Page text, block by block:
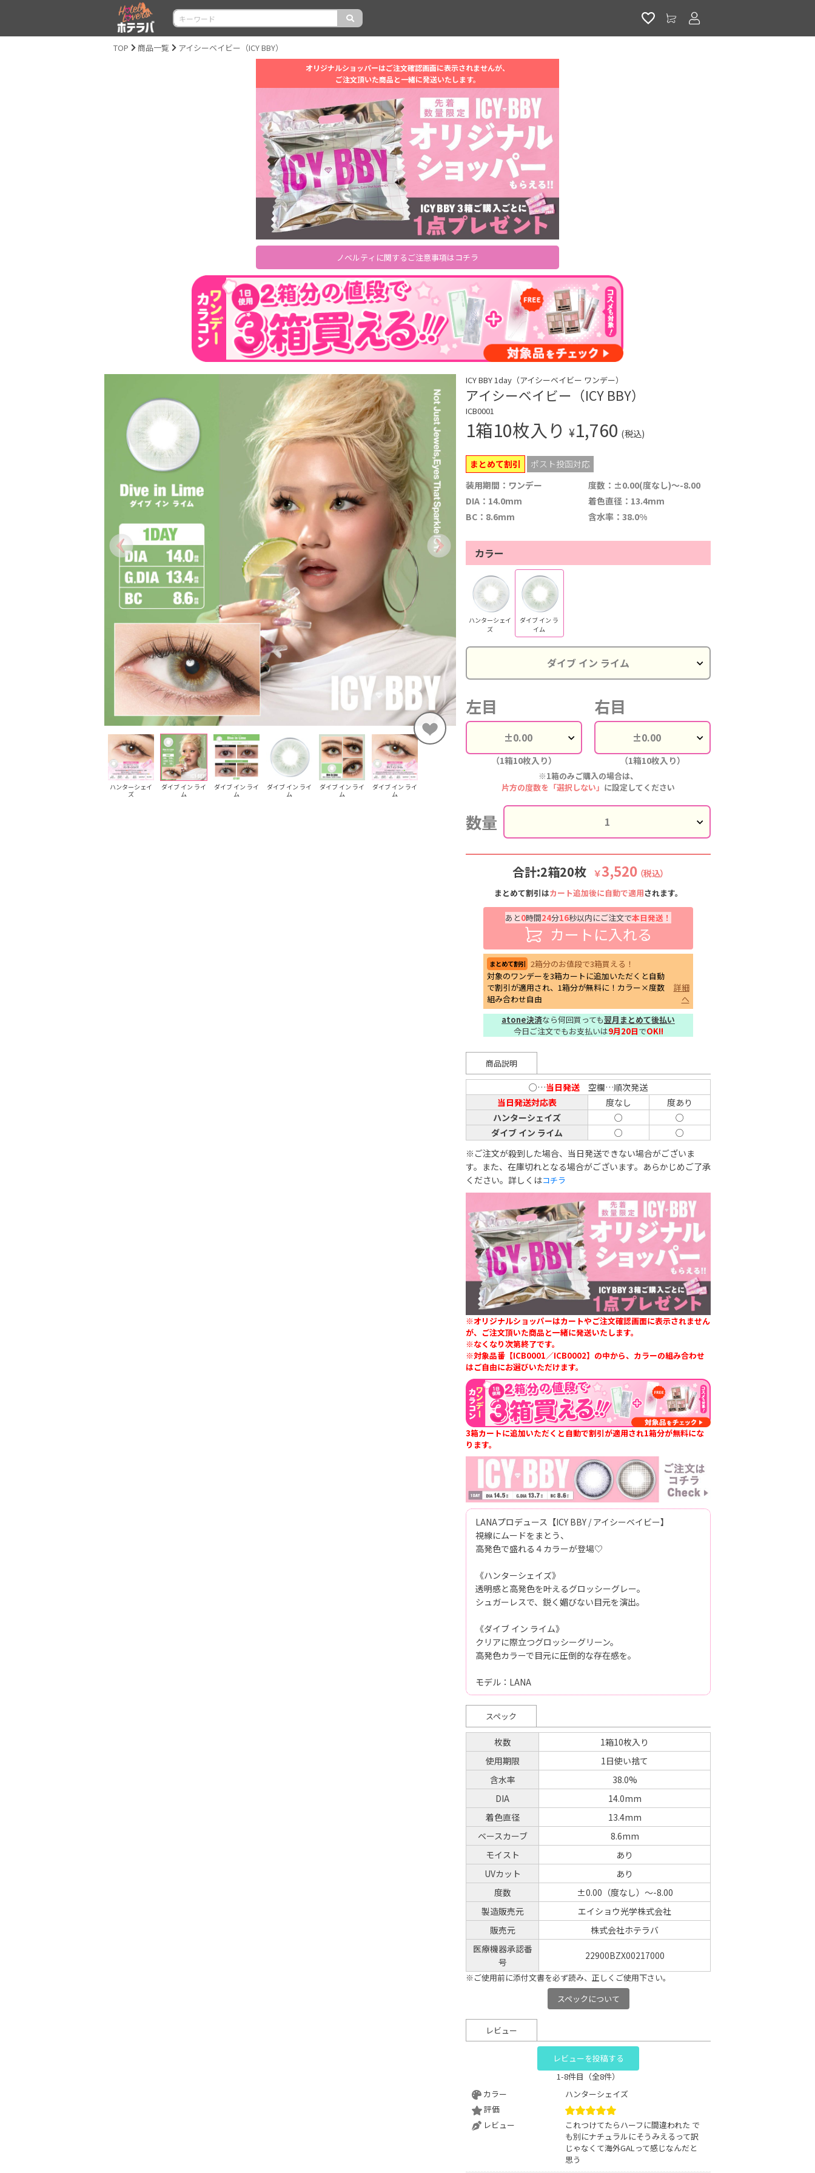
TOP 商品一覧 アイシーベイビー（ICY BBY）
オリジナルショッパーはご注文確認画面に表示されませんが、
ご注文頂いた商品と一緒に発送いたします。
ノベルティに関するご注意事項はコチラ
ハンターシェイ
ズ
ダイブ イン ライ
ム
ダイブ イン ライ
ム
ダイブ イン ライ
ム
ダイブ イン ライ
ム
ダイブ イン ライ
ム
ICY BBY 1day（アイシーベイビー ワンデー）
アイシーベイビー（ICY BBY）
ICB0001
1箱10枚入り ¥1,760 (税込)
まとめて割引
ポスト投函対応
装用期間：ワンデー
度数：±0.00(度なし)～-8.00
DIA：14.0mm
着色直径：13.4mm
BC：8.6mm
含水率：38.0%
カラー
ハンターシェイ
ズ
ダイブ イン ラ
イム
左目
（1箱10枚入り）
右目
（1箱10枚入り）
※1箱のみご購入の場合は、
片方の度数を「選択しない」 に設定してください
数量
合計:2箱20枚 ￥3,520 （税込）
まとめて割引はカート追加後に自動で適用されます。
あと0時間24分15秒以内にご注文で本日発送！
カートに入れる
まとめて割引 2箱分のお値段で3箱買える！
対象のワンデーを3箱カートに追加いただくと自動
で割引が適用され、1箱分が無料に！カラー×度数
組み合わせ自由
詳細
へ
atone決済なら何回買っても翌月まとめて後払い
今日ご注文でもお支払いは9月20日でOK!!
商品説明
○…当日発送 空欄…順次発送
当日発送対応表
度なし
度あり
ハンターシェイズ
○
○
ダイブ イン ライム
○
○
※ご注文が殺到した場合、当日発送できない場合がございま
す。また、在庫切れとなる場合がございます。あらかじめご了承
ください。詳しくはコチラ
※オリジナルショッパーはカートやご注文確認画面に表示されません
が、ご注文頂いた商品と一緒に発送いたします。
※なくなり次第終了です。
※対象品番【ICB0001／ICB0002】の中から、カラーの組み合わせ
はご自由にお選びいただけます。
3箱カートに追加いただくと自動で割引が適用され1箱分が無料にな
ります。
LANAプロデュース【ICY BBY / アイシーベイビー】
視線にムードをまとう、
高発色で盛れる４カラーが登場♡
《ハンターシェイズ》
透明感と高発色を叶えるグロッシーグレー。
シュガーレスで、鋭く媚びない目元を演出。
《ダイブ イン ライム》
クリアに際立つグロッシーグリーン。
高発色カラーで目元に圧倒的な存在感を。
モデル：LANA
スペック
枚数
1箱10枚入り
使用期限
1日使い捨て
含水率
38.0%
DIA
14.0mm
着色直径
13.4mm
ベースカーブ
8.6mm
モイスト
あり
UVカット
あり
度数
±0.00（度なし）～-8.00
製造販売元
エイショウ光学株式会社
販売元
株式会社ホテラバ
医療機器承認番
号
22900BZX00217000
※ご使用前に添付文書を必ず読み、正しくご使用下さい。
スペックについて
レビュー
レビューを投稿する
1-8件目（全8件）
カラー
ハンターシェイズ
評価
レビュー
これつけてたらハーフに間違われた で
も別にナチュラルにそうみえるって訳
じゃなくて海外GALって感じなんだと
思う